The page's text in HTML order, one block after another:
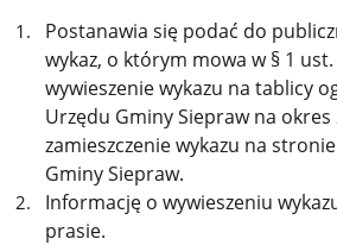
Postanawia się podać do
wykaz, o którym mowa w § 1
wywieszenie wykazu na tablicy
Urzędu Gminy Siepraw na
zamieszczenie wykazu na
Gminy Siepraw.
Informację o wywieszeniu
prasie.